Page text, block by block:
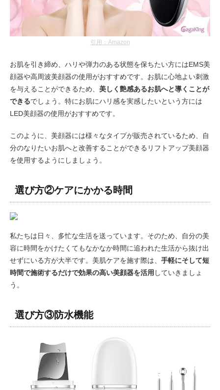
引用：Amazon
お肌を引き締め、ハリや弾力のある状態を保ちたい方にはEMS美
顔器や高周波美顔器の使用がおすすめです。お肌に心地よい刺激
を与えることができるため、 美しく艶感あるお肌へと導くことが
できるでしょう。特にお肌にハリ感を実感したいという方には
LED美顔器の使用がおすすめです。
このように、美顔器には様々なタイプが販売されているため、自
分のなりたいお肌へと改善することができるリフトアップ美顔器
を使用するようにしましょう。
選び方②ケアにかかる時間
私たちは日々、多忙な生活を送っています。そのため、自分の美
容に時間をかけたくてもなかなか時間に追われた生活から抜け出
せずにいる方が大半です。美肌ケアを施す際は、 手軽にそして短
時間で施術するだけで効果の高い美顔器を活用 していきましょ
う。
選び方③防水機能